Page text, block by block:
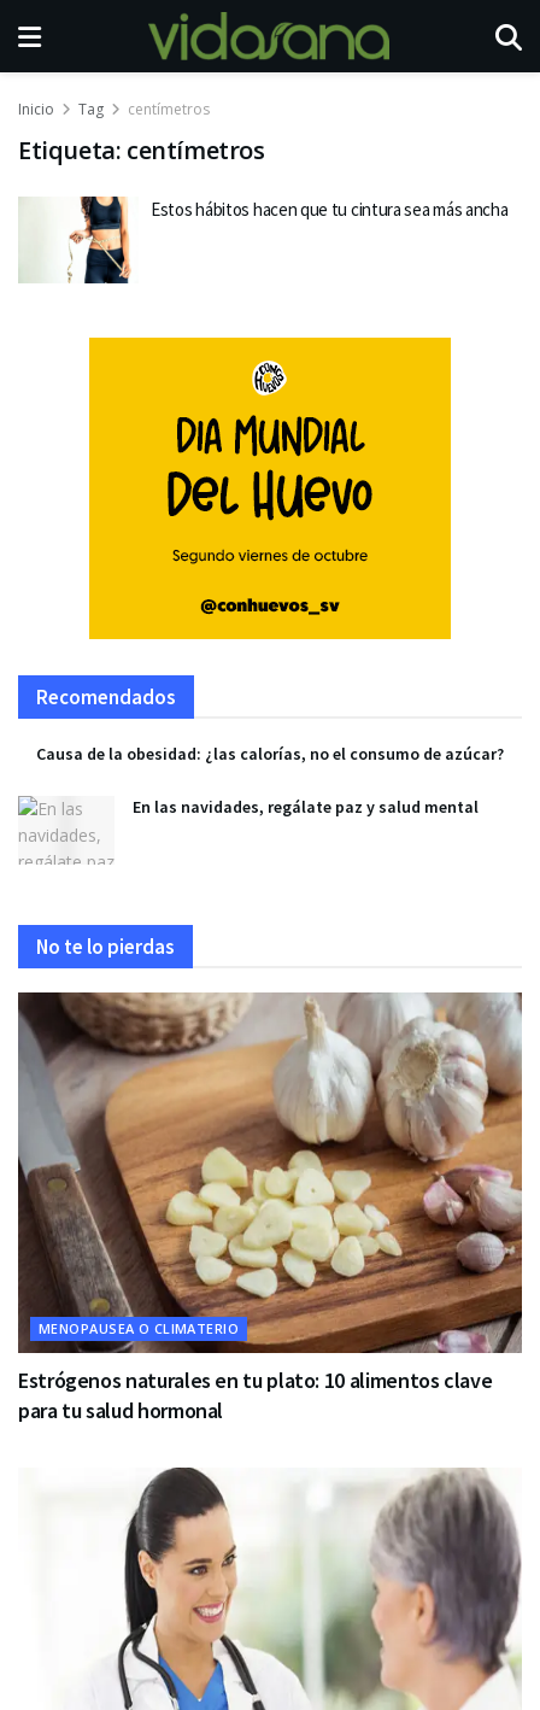
Inicio Tag centímetros
Etiqueta: centímetros
Estos hábitos hacen que tu cintura sea más ancha
Recomendados
Causa de la obesidad: ¿las calorías, no el consumo de azúcar?
En las navidades, regálate paz y salud mental
No te lo pierdas
MENOPAUSEA O CLIMATERIO
Estrógenos naturales en tu plato: 10 alimentos clave
para tu salud hormonal